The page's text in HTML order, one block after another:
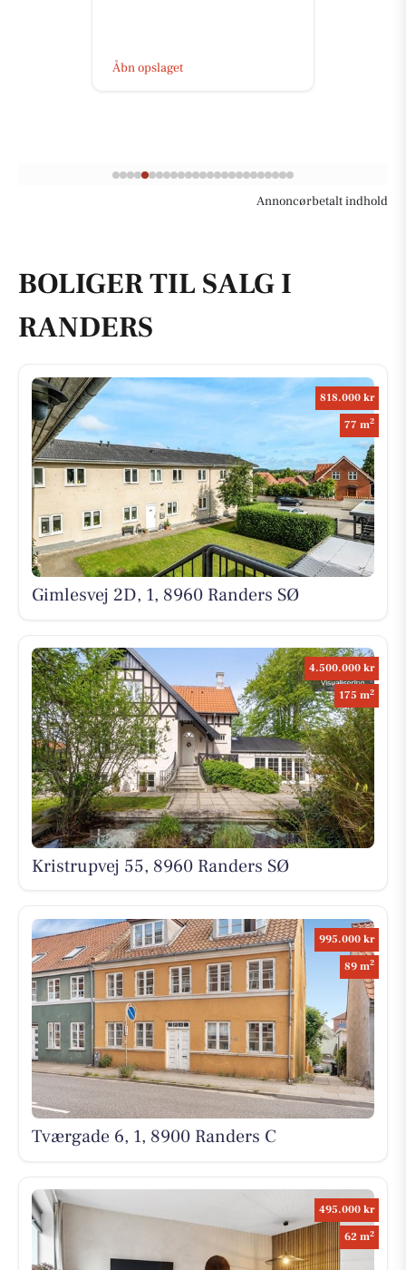
Åbn opslaget
Annoncørbetalt indhold
BOLIGER TIL SALG I
RANDERS
818.000 kr
77 m2
Gimlesvej 2D, 1, 8960 Randers SØ
4.500.000 kr
175 m2
Kristrupvej 55, 8960 Randers SØ
995.000 kr
89 m2
Tværgade 6, 1, 8900 Randers C
495.000 kr
62 m2